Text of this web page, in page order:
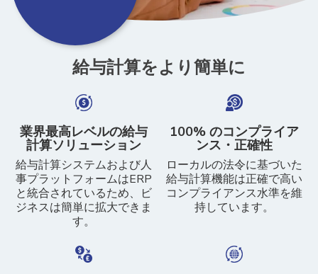
給与計算をより簡単に
業界最高レベルの給与
計算ソリューション
給与計算システムおよび人
事プラットフォームはERP
と統合されているため、ビ
ジネスは簡単に拡大できま
す。
100% のコンプライア
ンス・正確性
ローカルの法令に基づいた
給与計算機能は正確で高い
コンプライアンス水準を維
持しています。